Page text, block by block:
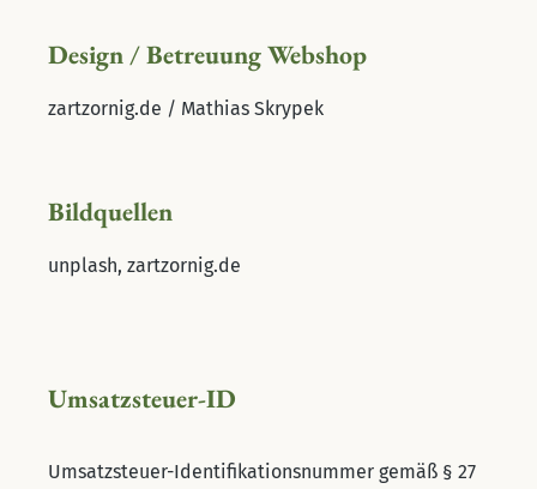
Design / Betreuung Webshop
zartzornig.de / Mathias Skrypek
Bildquellen
unplash, zartzornig.de
Umsatzsteuer-ID
Umsatzsteuer-Identifikationsnummer gemäß § 27